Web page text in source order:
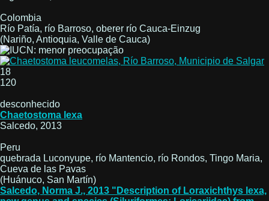
Colombia
Río Patía, río Barroso, oberer río Cauca-Einzug
(Nariño, Antioquia, Valle de Cauca)
18
120
desconhecido
Chaetostoma lexa
Salcedo, 2013
Peru
quebrada Luconyupe, río Mantencio, río Rondos, Tingo Maria,
Cueva de las Pavas
(Huánuco, San Martín)
Salcedo, Norma J., 2013 "Description of Loraxichthys lexa,